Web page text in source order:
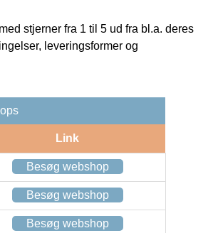
stjerner fra 1 til 5 ud fra bl.a. deres
leveringsformer og
Link
Besøg webshop
Besøg webshop
Besøg webshop